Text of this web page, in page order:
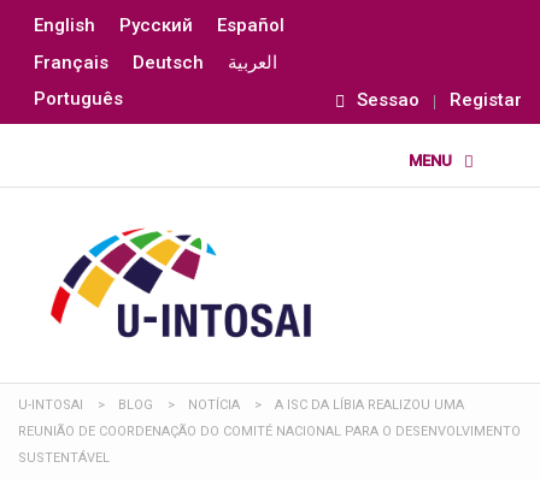
English Русский
Español
Français
Deutsch
العربية
Português
Sessao Registar
U-INTOSAI > BLOG > NOTÍCIA >
A ISC DA LÍBIA REALIZOU UMA
REUNIÃO DE COORDENAÇÃO DO COMITÉ NACIONAL PARA O DESENVOLVIMENTO
SUSTENTÁVEL